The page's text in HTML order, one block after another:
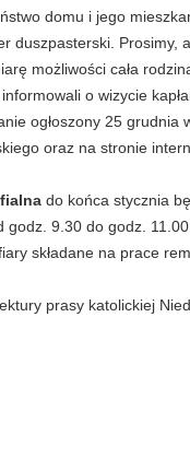
domu i jego
duszpasterski. Prosimy,
możliwości cała
o wizycie
ogłoszony 25 grudnia
oraz na stronie
do końca stycznia
godz. 9.30 do godz. 11.00.
składane na prace
prasy katolickiej